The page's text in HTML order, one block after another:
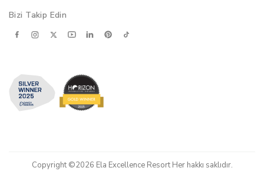
Bizi Takip Edin
Copyright ©2026 Ela Excellence Resort Her hakkı saklıdır.